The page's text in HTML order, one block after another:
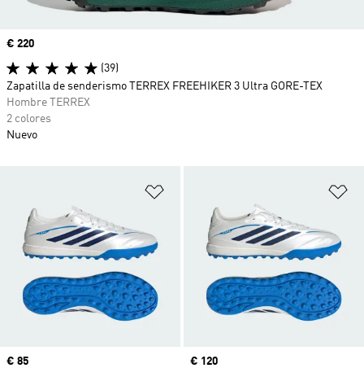
Precio
€ 85
Precio
€ 120
Precio
€ 220
(39)
Zapatilla de senderismo TERREX FREEHIKER 3 Ultra GORE-TEX
Hombre TERREX
2 colores
Nuevo